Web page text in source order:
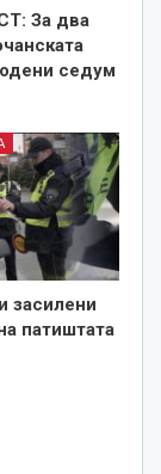
За два
седум
засилени
патиштата